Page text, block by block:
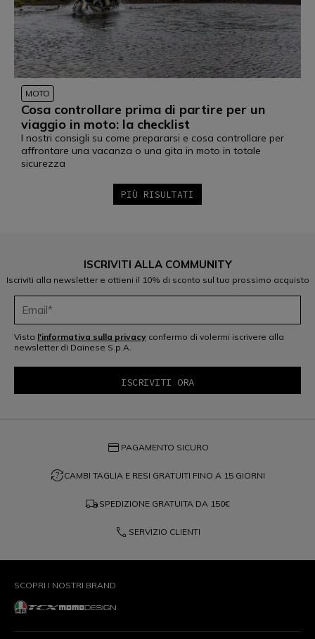
MOTO
Cosa controllare prima di partire per un
viaggio in moto: la checklist
I nostri consigli su come prepararsi e cosa controllare per
affrontare una vacanza o una gita in moto in totale
sicurezza
PIÙ RISULTATI
8
ISCRIVITI ALLA COMMUNITY
Iscriviti alla newsletter e ottieni il 10% di sconto sul tuo prossimo acquisto
Vista l'informativa sulla privacy confermo di volermi iscrivere alla
newsletter di Dainese S.p.A.
credit_card PAGAMENTO SICURO
question_exchangeCAMBI TAGLIA E RESI GRATUITI FINO A 15 GIORNI
local_shipping SPEDIZIONE GRATUITA DA 150€
phone SERVIZIO CLIENTI
SCOPRI I NOSTRI BRAND